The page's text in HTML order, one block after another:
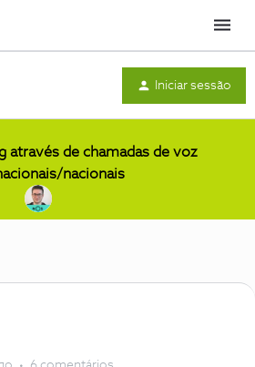
Menu
Iniciar sessão
através de chamadas de voz
nacionais